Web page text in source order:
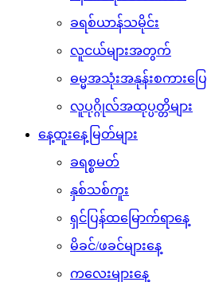
ခရစ်ယာန်သမိုင်း
လူငယ်များအတွက်
ဓမ္မအသုံးအနုန်းစကားပြေ
လူပုဂ္ဂိုလ်အထုပ္ပတ္တိများ
နေ့ထူးနေ့မြတ်များ
ခရစ္စမတ်
နှစ်သစ်ကူး
ရှင်ပြန်ထမြောက်ရာနေ့
မိခင်/ဖခင်များနေ့
ကလေးများနေ့